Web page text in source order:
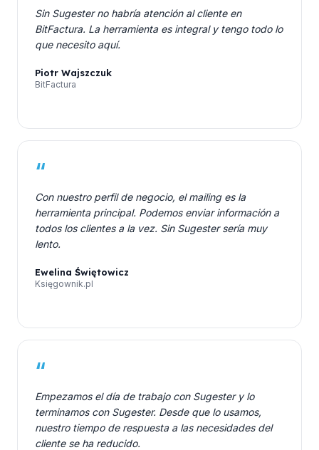
Sin Sugester no habría atención al cliente en
BitFactura. La herramienta es integral y tengo todo lo
que necesito aquí.
Piotr Wajszczuk
BitFactura
“
Con nuestro perfil de negocio, el mailing es la
herramienta principal. Podemos enviar información a
todos los clientes a la vez. Sin Sugester sería muy
lento.
Ewelina Świętowicz
Księgownik.pl
“
Empezamos el día de trabajo con Sugester y lo
terminamos con Sugester. Desde que lo usamos,
nuestro tiempo de respuesta a las necesidades del
cliente se ha reducido.